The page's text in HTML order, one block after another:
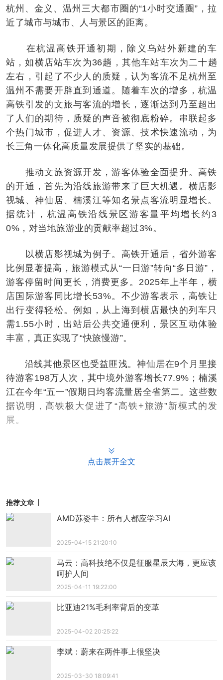
杭州、金义、温州三大都市圈的“1小时交通圈”，拉
近了城市与城市、人与景区的距离。
在杭温高铁开通初期，除义乌站外新建的车
站，如横店站车次为36趟，其他车站车次为二十趟
左右，引起了不少人的质疑，认为客流不足杭州至
温州不需要开辟直到通道。随着车次的增多，杭温
高铁引发的文旅与客流的增长，逐渐达到乃至超出
了人们的期待，质疑的声音被彻底粉碎。串联起多
个热门城市，促进人才、资源、技术快速流动，为
长三角一体化高质量发展提供了坚实的基础。
推动文旅资源开发，游客体验全面提升。高铁
的开通，首先为沿线旅游带来了巨大机遇。横店影
视城、神仙居、楠溪江等知名景点客流明显增长。
据统计，杭温高铁沿线景区游客量平均增长约3
0%，对当地旅游业的贡献率超过3%。
以横店影视城为例子。高铁开通后，省外游客
比例显著提高，旅游模式从“一日游”转向“多日游”，
游客停留时间更长，消费更多。2025年上半年，横
店国际游客同比增长53%。不少游客表示，高铁让
出行变得轻松。例如，从上海到横店最快的列车只
需1.55小时，出站后公共交通便利，景区互动体验
丰富，真正实现了“快旅慢游”。
沿线其他景区也受益匪浅。神仙居在9个月里接
待游客198万人次，其中境外游客增长77.9%；楠溪
江在今年“五一”假期日均客流量居全省第二。这些数
据说明，高铁极大促进了“高铁+旅游”新模式的发
展。
促进影视文化传播，扩大中国文化影响力。杭
温高铁特别强化了横店作为影视文化基地的地位。
摄，从南京、上海、杭州、苏州等大城市到达横店
的时间，通过高铁大大压缩。
点击展开全文
推荐文章
AMD苏姿丰：所有人都应学习AI
2025-04-15 21:20:10
马云：高科技绝不仅是征服星辰大海，更应该
呵护人间
2025-04-11 19:22:00
比亚迪21%毛利率背后的变革
2025-04-02 20:25:22
李斌：蔚来在两件事上很坚决
2025-03-30 18:09:41